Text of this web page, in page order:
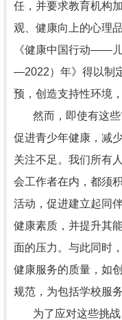
任，并要求教育机构
观、健康向上的心理
《健康中国行动――
—2022）年》得以制
预，创造支持性环境
然而，即使有这些
促进青少年健康，减
关注不足。我们所有
会工作者在内，都须
活动，促进建立起同
健康素质，并提升其
面的压力。与此同时
健康服务的质量，如
规范，为包括学校服
为了应对这些挑战